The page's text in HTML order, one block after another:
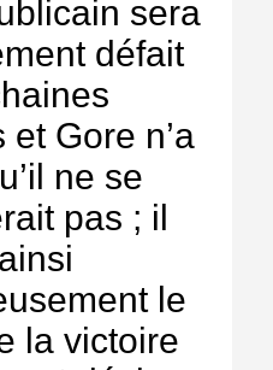
sera
défait
Gore n’a
ne se
pas ; il
le
la victoire